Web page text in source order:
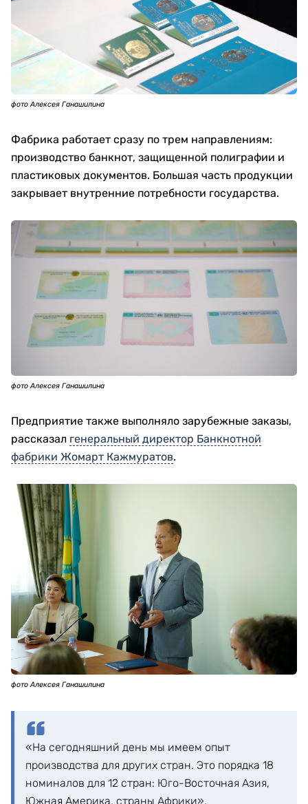
фото Алексея Ганашилина
Фабрика работает сразу по трем направлениям:
производство банкнот, защищенной полиграфии и
пластиковых документов. Большая часть продукции
закрывает внутренние потребности государства.
фото Алексея Ганашилина
Предприятие также выполняло зарубежные заказы,
рассказал генеральный директор Банкнотной
фабрики Жомарт Кажмуратов.
фото Алексея Ганашилина
«На сегодняшний день мы имеем опыт
производства для других стран. Это порядка 18
номиналов для 12 стран: Юго-Восточная Азия,
Южная Америка, страны Африки».